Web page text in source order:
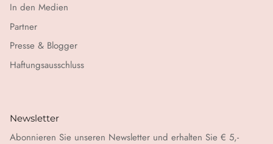
In den Medien
Partner
Presse & Blogger
Haftungsausschluss
Newsletter
Abonnieren Sie unseren Newsletter und erhalten Sie € 5,-